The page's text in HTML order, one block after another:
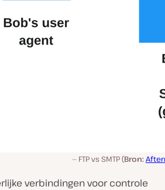
FTP vs SMTP (Bron:
verbindingen voor controle